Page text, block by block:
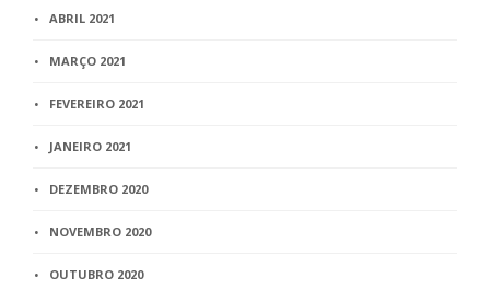
ABRIL 2021
MARÇO 2021
FEVEREIRO 2021
JANEIRO 2021
DEZEMBRO 2020
NOVEMBRO 2020
OUTUBRO 2020